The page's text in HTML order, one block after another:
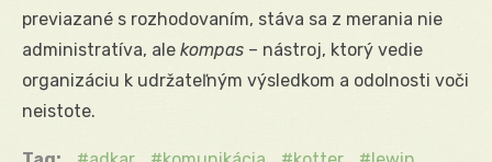
previazané s rozhodovaním, stáva sa z merania nie
administratíva, ale kompas – nástroj, ktorý vedie
organizáciu k udržateľným výsledkom a odolnosti voči
neistote.